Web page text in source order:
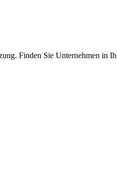
Finden Sie Unternehmen in